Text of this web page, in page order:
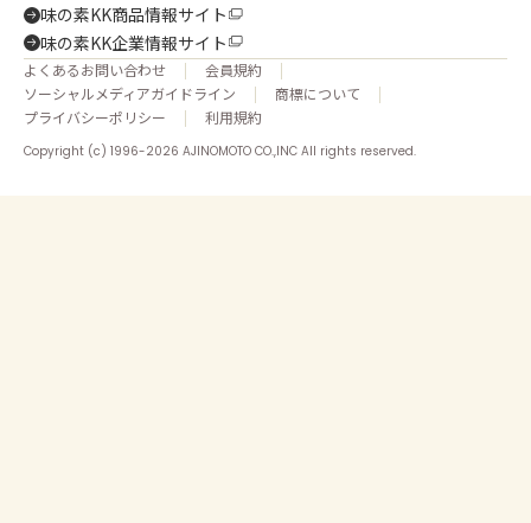
味の素KK商品情報サイト
味の素KK企業情報サイト
よくあるお問い合わせ
会員規約
ソーシャルメディアガイドライン
商標について
プライバシーポリシー
利用規約
Copyright (c) 1996-2026 AJINOMOTO CO.,INC All rights reserved.